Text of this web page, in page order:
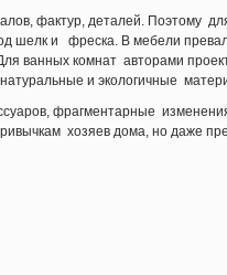
фактур, деталей. Поэтому
шелк и фреска. В мебели
ванных комнат авторами
и экологичные
фрагментарные
хозяев дома, но даже